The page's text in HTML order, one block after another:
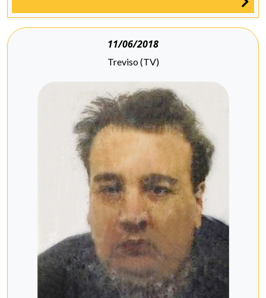
11/06/2018
Treviso (TV)